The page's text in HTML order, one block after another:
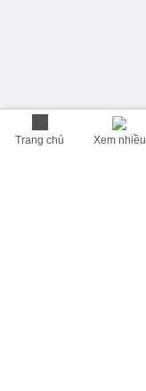
Trang chủ Xem nhiều